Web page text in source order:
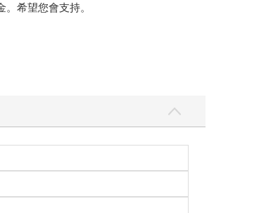
希望您會支持。